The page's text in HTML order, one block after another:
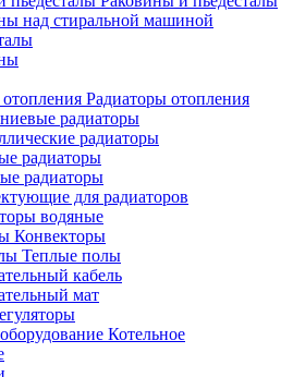
над стиральной машиной
Радиаторы отопления
радиаторы
радиаторы
радиаторы
радиаторы
для радиаторов
водяные
Конвекторы
Теплые полы
кабель
мат
Котельное